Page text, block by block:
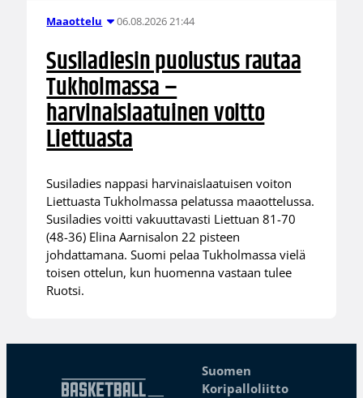
Maaottelu 06.08.2026 21:44
Susiladiesin puolustus rautaa
Tukholmassa –
harvinaislaatuinen voitto
Liettuasta
Susiladies nappasi harvinaislaatuisen voiton
Liettuasta Tukholmassa pelatussa maaottelussa.
Susiladies voitti vakuuttavasti Liettuan 81-70
(48-36) Elina Aarnisalon 22 pisteen
johdattamana. Suomi pelaa Tukholmassa vielä
toisen ottelun, kun huomenna vastaan tulee
Ruotsi.
Suomen
Koripalloliitto